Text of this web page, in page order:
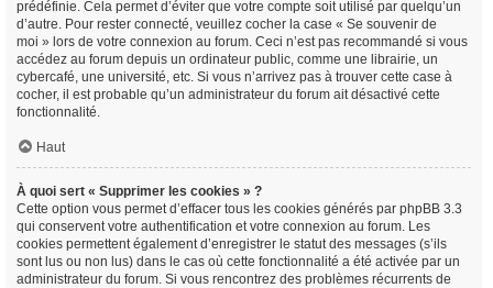
prédéfinie. Cela permet d’éviter que votre compte soit utilisé par quelqu’un
d’autre. Pour rester connecté, veuillez cocher la case « Se souvenir de
moi » lors de votre connexion au forum. Ceci n’est pas recommandé si vous
accédez au forum depuis un ordinateur public, comme une librairie, un
cybercafé, une université, etc. Si vous n’arrivez pas à trouver cette case à
cocher, il est probable qu’un administrateur du forum ait désactivé cette
fonctionnalité.
Haut
À quoi sert « Supprimer les cookies » ?
Cette option vous permet d’effacer tous les cookies générés par phpBB 3.3
qui conservent votre authentification et votre connexion au forum. Les
cookies permettent également d’enregistrer le statut des messages (s’ils
sont lus ou non lus) dans le cas où cette fonctionnalité a été activée par un
administrateur du forum. Si vous rencontrez des problèmes récurrents de